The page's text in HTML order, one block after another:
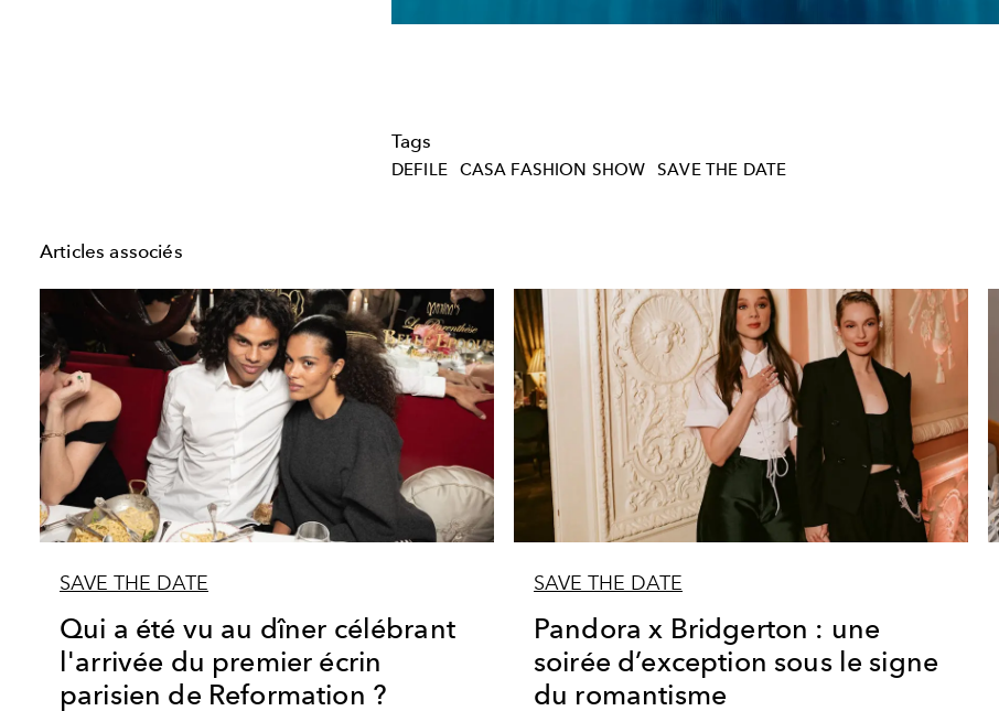
Tags
DEFILE CASA FASHION SHOW SAVE THE DATE
Articles associés
SAVE THE DATE
Qui a été vu au dîner célébrant
l'arrivée du premier écrin
parisien de Reformation ?
SAVE THE DATE
Pandora x Bridgerton : une
soirée d’exception sous le signe
du romantisme